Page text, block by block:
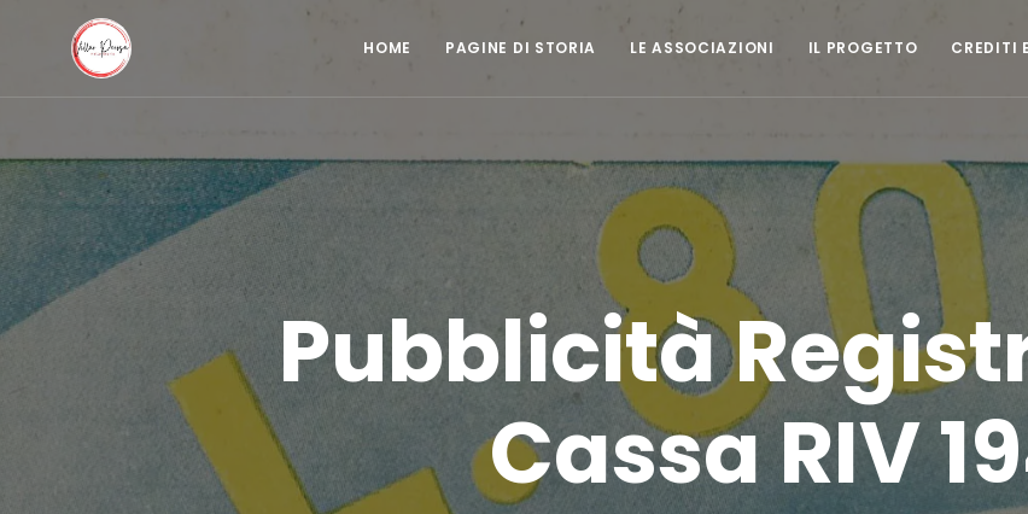
HOME PAGINE DI STORIA LE ASSOCIAZIONI IL PROGETTO CREDITI
Pubblicità
Cassa RIV